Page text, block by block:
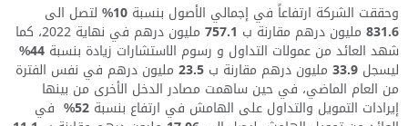
وحققت الشركة ارتفاعاً في إجمالي الأصول بنسبة 10% لتصل الى
831.6 مليون درهم مقارنة ب 757.1 مليون درهم في نهاية 2022، كما
شهد العائد من عمولات التداول و رسوم الاستشارات زيادة بنسبة 44%
ليسجل 33.9 مليون درهم مقارنة ب 23.5 مليون درهم في نفس الفترة
من العام الماضي، في حين ساهمت مصادر الدخل الأخرى من بينها
إيرادات التمويل والتداول على الهامش في ارتفاع بنسبة 52% في